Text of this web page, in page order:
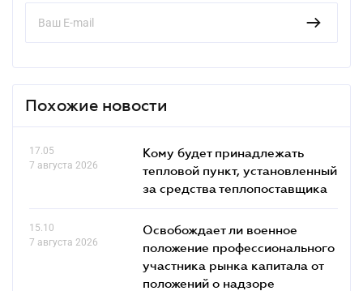
Похожие новости
17.05
7 августа 2026
Кому будет принадлежать
тепловой пункт, установленный
за средства теплопоставщика
15.10
7 августа 2026
Освобождает ли военное
положение профессионального
участника рынка капитала от
положений о надзоре